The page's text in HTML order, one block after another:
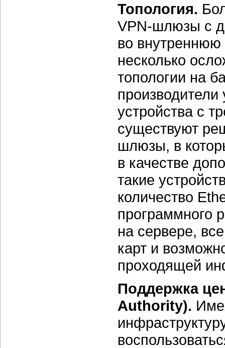
Топология.
VPN-шлюзы с
во
несколько
топологии на
производители
устройства с
существуют
шлюзы, в
в качестве
такие
количество
программного
на сервере,
карт и
проходящей
Поддержка
Authority).